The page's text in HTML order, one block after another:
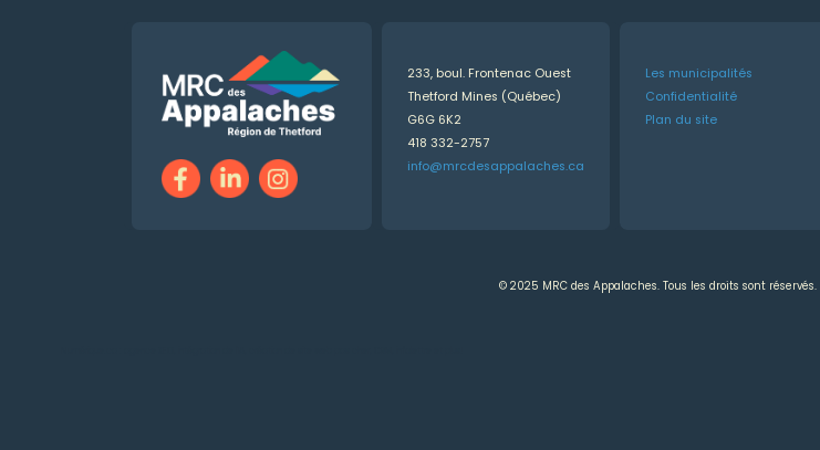
233, boul. Frontenac Ouest
Thetford Mines (Québec)
G6G 6K2
418 332-2757
info@mrcdesappalaches.ca
Les municipalités
Confidentialité
Plan du site
© 2025 MRC des Appalaches. Tous les droits sont